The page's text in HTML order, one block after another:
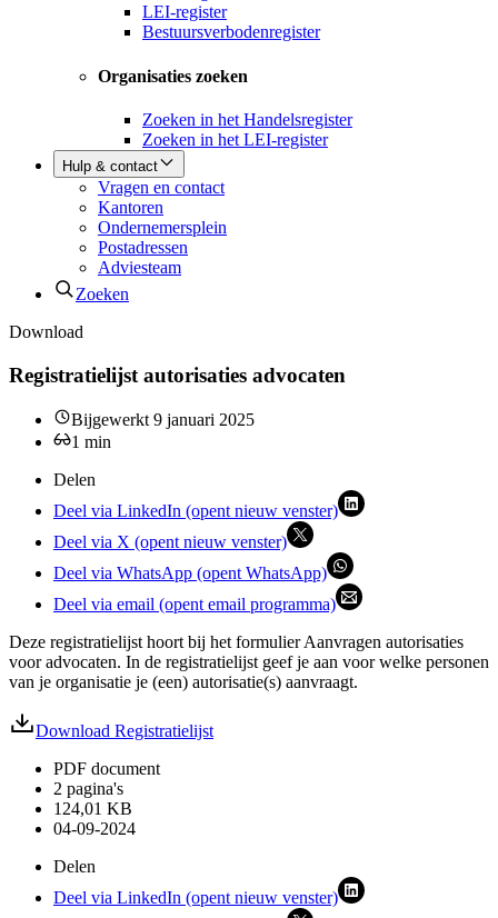
LEI-register
Bestuursverbodenregister
Organisaties zoeken
Zoeken in het Handelsregister
Zoeken in het LEI-register
Hulp & contact
Vragen en contact
Kantoren
Ondernemersplein
Postadressen
Adviesteam
Zoeken
Download
Registratielijst autorisaties advocaten
Bijgewerkt 9 januari 2025
1 min
Delen
Deel via LinkedIn (opent nieuw venster)
Deel via X (opent nieuw venster)
Deel via WhatsApp (opent WhatsApp)
Deel via email (opent email programma)
Deze registratielijst hoort bij het formulier Aanvragen autorisaties
voor advocaten. In de registratielijst geef je aan voor welke personen
van je organisatie je (een) autorisatie(s) aanvraagt.
Download Registratielijst
PDF document
2 pagina's
124,01 KB
04-09-2024
Delen
Deel via LinkedIn (opent nieuw venster)